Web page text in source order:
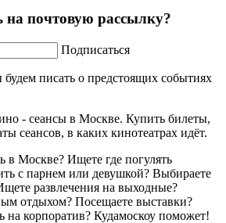
на почтовую рассылку?
Подписаться
писать о предстоящих событиях
- сеансы в Москве. Купить билеты,
сеансов, в каких кинотеатрах идёт.
в Москве? Ищете где погулять
с парнем или девушкой? Выбираете
развлечения на выходные?
отдыхом? Посещаете выставки?
на корпоратив? Кудамоскоу поможет!